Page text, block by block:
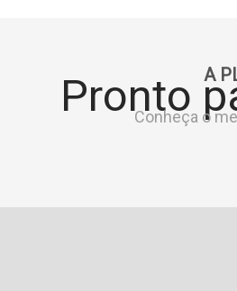
A
Pronto
Conheça o